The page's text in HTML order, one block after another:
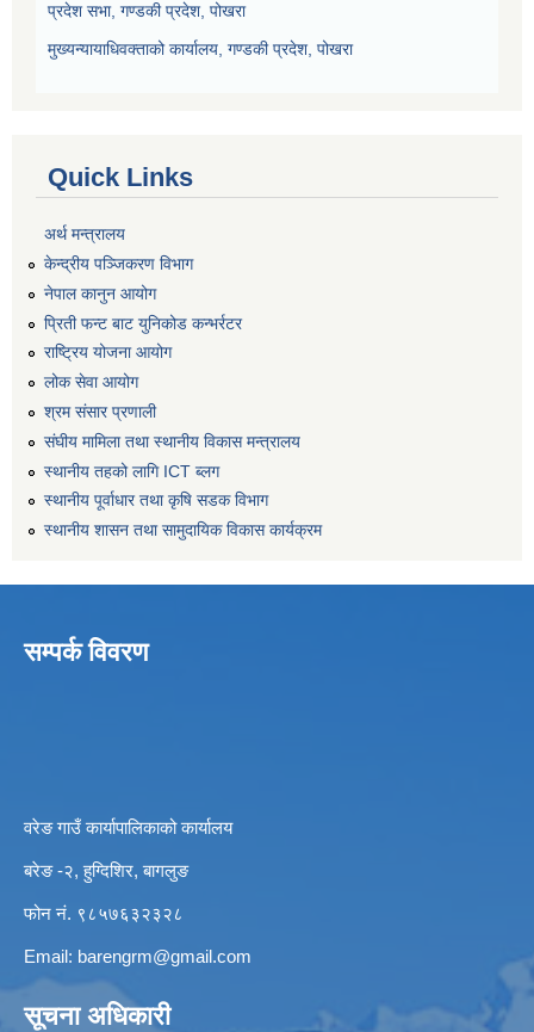
प्रदेश सभा, गण्डकी प्रदेश, पोखरा
मुख्यन्यायाधिवक्ताको कार्यालय, गण्डकी प्रदेश, पोखरा
Quick Links
अर्थ मन्त्रालय
केन्द्रीय पञ्जिकरण विभाग
नेपाल कानुन आयोग
प्रिती फन्ट बाट युनिकोड कन्भर्रटर
राष्ट्रिय योजना आयोग
लोक सेवा आयोग
श्रम संसार प्रणाली
संघीय मामिला तथा स्थानीय विकास मन्त्रालय
स्थानीय तहको लागि ICT ब्लग
स्थानीय पूर्वाधार तथा कृषि सडक विभाग
स्थानीय शासन तथा सामुदायिक विकास कार्यक्रम
सम्पर्क विवरण
वरेङ गाउँ कार्यापालिकाको कार्यालय
बरेङ -२, हुग्दिशिर, बागलुङ
फोन नं. ९८५७६३२३२८
Email: barengrm@gmail.com
सूचना अधिकारी